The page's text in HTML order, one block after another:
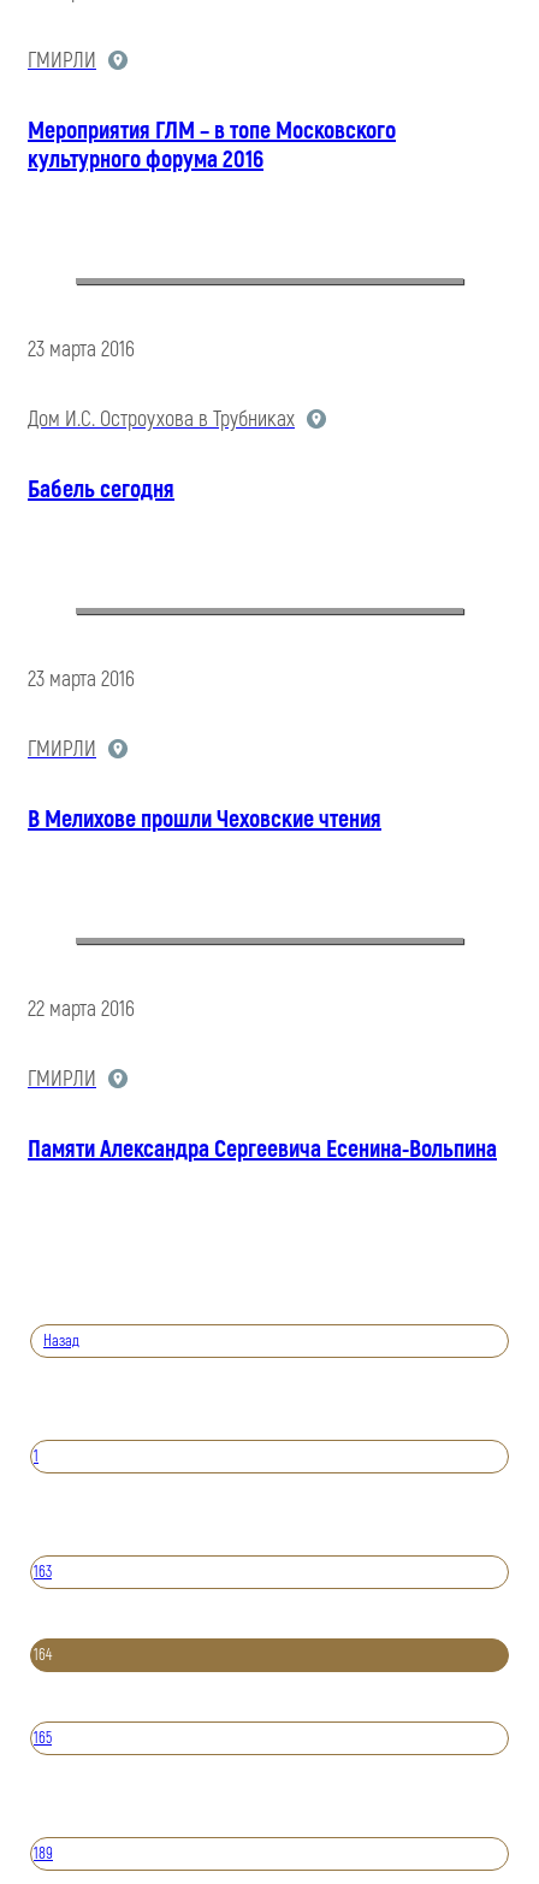
ГМИРЛИ
Мероприятия ГЛМ – в топе Московского
культурного форума 2016
23 марта 2016
Дом И.С. Остроухова в Трубниках
Бабель сегодня
23 марта 2016
ГМИРЛИ
В Мелихове прошли Чеховские чтения
22 марта 2016
ГМИРЛИ
Памяти Александра Сергеевича Есенина-Вольпина
Назад
1
163
164
165
189